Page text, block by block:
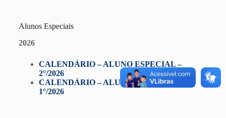
Alunos Especiais
2026
CALENDÁRIO – ALUNO ESPECIAL –
2°/2026
CALENDÁRIO – ALUNO ESPECIAL –
1°/2026